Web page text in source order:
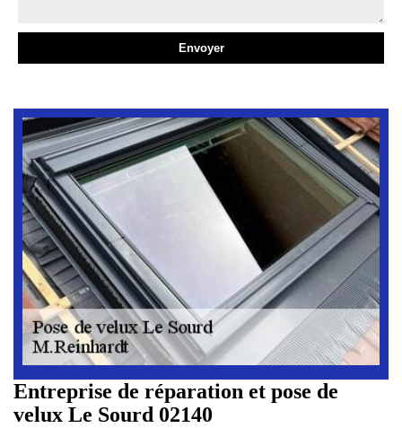
Entreprise de réparation et pose de
velux Le Sourd 02140